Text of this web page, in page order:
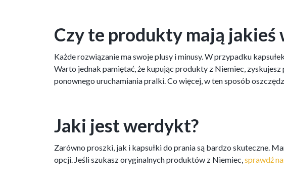
Czy te produkty mają jakieś
Każde rozwiązanie ma swoje plusy i minusy. W przypadku
Warto jednak pamiętać, że kupując produkty z Niemiec,
ponownego uruchamiania pralki. Co więcej, w ten sposób
Jaki jest werdykt?
Zarówno proszki, jak i kapsułki do prania są bardzo skuteczne.
opcji. Jeśli szukasz oryginalnych produktów z Niemiec,sprawdź